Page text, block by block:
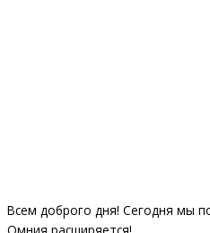
Всем доброго дня! Сегодня мы